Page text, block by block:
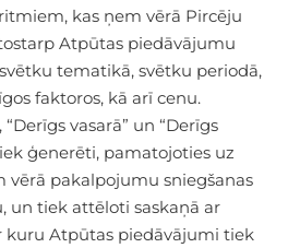
kas ņem vērā Pircēju
Atpūtas piedāvājumu
tematikā, svētku periodā,
faktoros, kā arī cenu.
vasarā” un “Derīgs
ģenerēti, pamatojoties uz
vērā pakalpojumu sniegšanas
un tiek attēloti saskaņā ar
kuru Atpūtas piedāvājumi tiek